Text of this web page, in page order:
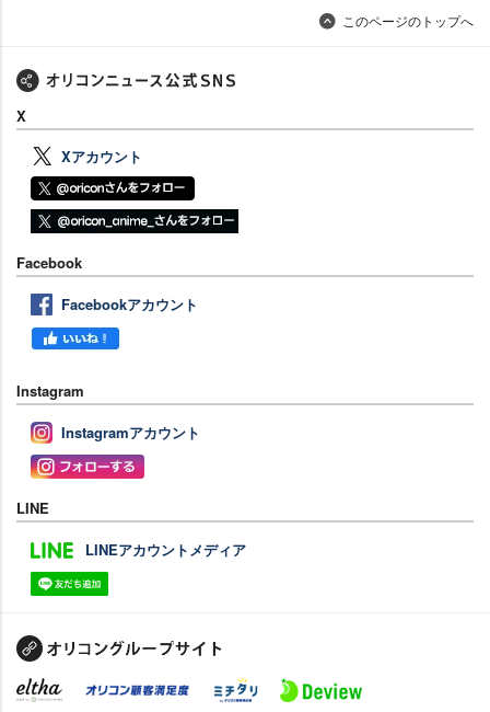
このページのトップへ
X
Xアカウント
Facebook
Facebookアカウント
Instagram
Instagramアカウント
LINE
LINEアカウントメディア